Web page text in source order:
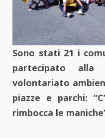
Sono stati 21 i
partecipato alla
volontariato
piazze e parchi:
rimbocca le